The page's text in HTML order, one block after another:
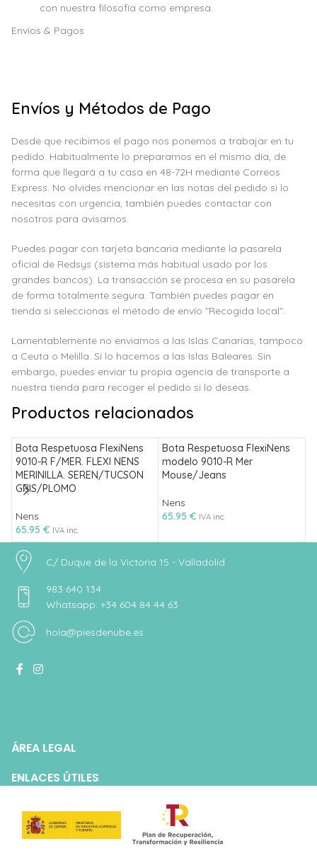
con nuestra filosofía como empresa.
Envíos & Pagos
Envíos y Métodos de Pago
Desde que recibimos el pago nos ponemos a trabajar en tu
pedido. Habitualmente lo preparamos en el mismo día, de
forma que llegará a tu casa en 48-72H mediante Correos
Express. No olvides mencionar en las notas del pedido si lo
necesitas con urgencia, también puedes contactar con
nosotros para avisarnos.
Puedes pagar con tarjeta bancaria mediante la pasarela
oficial de Redsys (sistema más habitual usado por los
grandes bancos). La transacción se procesa en su pasarela
de forma totalmente segura. También puedes pagar en
tienda si seleccionas el método de envío "Recogida local".
Lamentablemente no enviamos a las Islas Canarias, tampoco
a Ceuta o Melilla. Sí lo hacemos a las Islas Baleares. Sin
embargo, puedes enviar tu propia agencia de transporte a
nuestra tienda para recoger el pedido si lo deseas.
Productos relacionados
Bota Respetuosa FlexiNens
9010-R F/MER. FLEXI NENS
MERINILLA. SEREN/TUCSON
GRIS/PLOMO
Nens
65.95 € IVA inc.
Bota Respetuosa FlexiNens
modelo 9010-R Mer
Mouse/Jeans
Nens
65.95 € IVA inc.
C/ Duque de la Victoria 15 - Valladolid
983 640 134
Whatsapp: +34 604 84 44 63
hola@piesdenube.es
ÁREA LEGAL
ENLACES ÚTILES